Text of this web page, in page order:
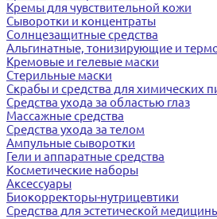
Кремы для чувствительной кожи
Сыворотки и концентраты
Солнцезащитные средства
Альгинатные, тонизирующие и
Кремовые и гелевые маски
Стерильные маски
Скрабы и средства для химических
Средства ухода за областью глаз
Массажные средства
Средства ухода за телом
Ампульные сыворотки
Гели и аппаратные средства
Косметические наборы
Аксессуары
Биокорректоры-нутрицевтики
Средства для эстетической